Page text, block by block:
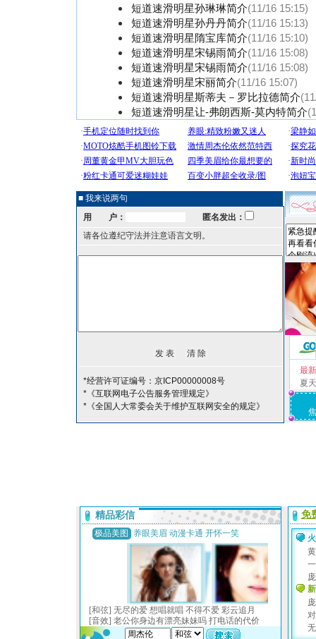
短道速滑明星孙琳琳简介(11/16 15:15)
短道速滑明星孙丹丹简介(11/16 15:13)
短道速滑明星隋宝库简介(11/16 15:10)
短道速滑明星宋锡雨简介(11/16 15:08)
短道速滑明星宋锡雨简介(11/16 15:08)
短道速滑明星宋丽简介(11/16 15:07)
短道速滑明星斯蒂夫－罗比拉德简介
短道速滑明星让-弗朗西斯-莫内特简介
■ 我来说两句
用 户：
匿名发出：
请各位遵纪守法并注意语言文明。
*经营许可证编号：京ICP00000008号
*《互联网电子公告服务管理规定》
*《全国人大常委会关于维护互联网安全的规定》
最
夏